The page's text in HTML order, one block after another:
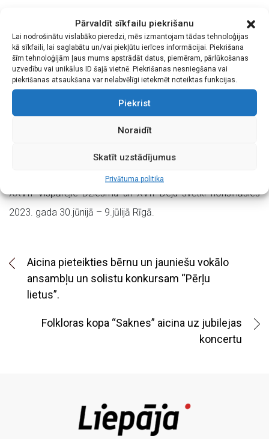
Pārvaldīt sīkfailu piekrišanu
Lai nodrošinātu vislabāko pieredzi, mēs izmantojam tādas tehnoloģijas
kā sīkfaili, lai saglabātu un/vai piekļūtu ierīces informācijai. Piekrišana
šīm tehnoloģijām ļaus mums apstrādāt datus, piemēram, pārlūkošanas
uzvedību vai unikālus ID šajā vietnē. Piekrišanas nesniegšana vai
piekrišanas atsaukšana var nelabvēlīgi ietekmēt noteiktas funkcijas.
Piekrist
Noraidīt
Skatīt uzstādījumus
Privātuma politika
ieguva vismaz 43 punktus. Jāpiebilst, ka Folkloras dienas
mākslinieciskais vadītājs aicinās arī papildu kolektīvus, ja to
programmmu saturs būs nepieciešams Folkloras dienas
māksliniecisko mērķu sasniegšanai. Savukārt no tautas
mūzikas nozares kolektīviem Dziesmu svētkos tiks aicināti
piedalīties tie, kuri skatē ieguvuši I un II pakāpes vērtējumu,
XXVII Vispārējie Dziesmu un XVII Deju svētki norisināsies
2023. gada 30.jūnijā – 9.jūlijā Rīgā.
Aicina pieteikties bērnu un jauniešu vokālo
ansambļu un solistu konkursam “Pērļu
lietus”.
Folkloras kopa “Saknes” aicina uz jubilejas
koncertu